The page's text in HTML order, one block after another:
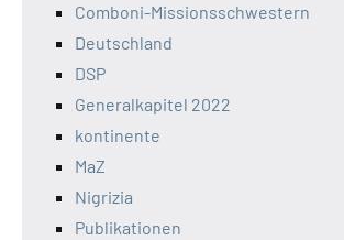
Comboni-Missionsschwestern
Deutschland
DSP
Generalkapitel 2022
kontinente
MaZ
Nigrizia
Publikationen